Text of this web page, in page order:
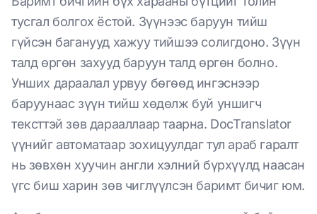
тусгал болгох ёстой. Зүүнээс баруун тийш
гүйсэн баганууд хажуу тийшээ солигдоно. Зүүн
талд өргөн захууд баруун талд өргөн болно.
Унших дараалал урвуу бөгөөд ингэснээр
баруунаас зүүн тийш хөдөлж буй уншигч
тексттэй зөв дарааллаар таарна. DocTranslator
үүнийг автоматаар зохицуулдаг тул араб гаралт
нь зөвхөн хуучин англи хэлний бүрхүүлд наасан
үгс биш харин зөв чиглүүлсэн баримт бичиг юм.